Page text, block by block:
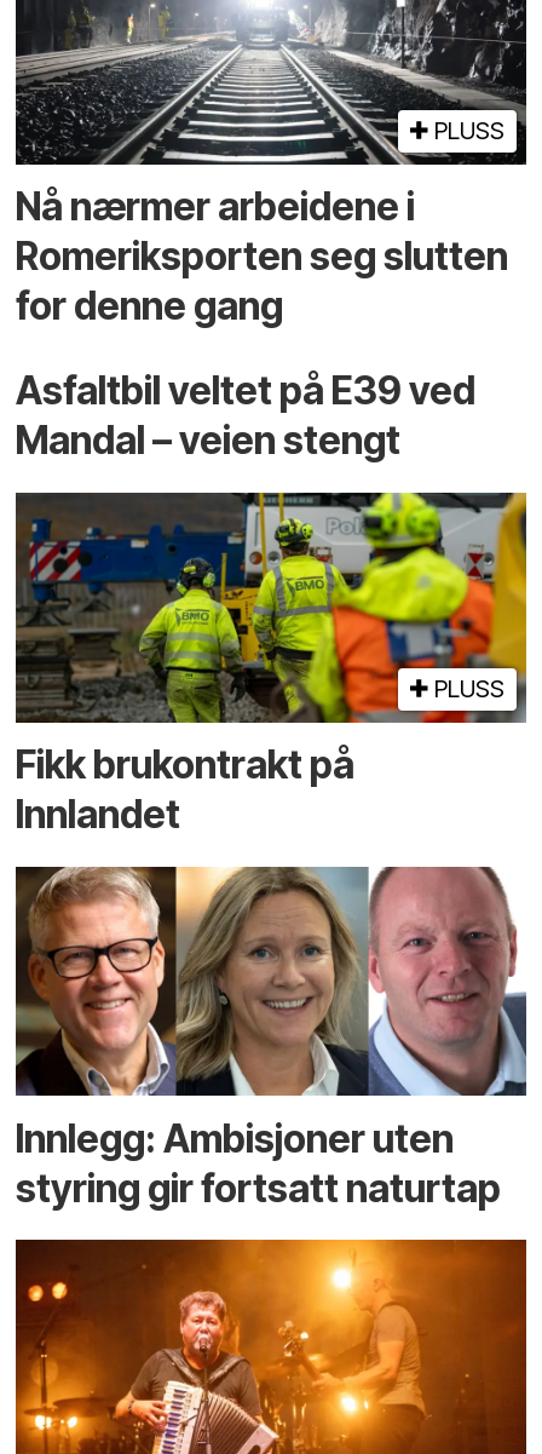
PLUSS
Nå nærmer arbeidene i
Romeriksporten seg slutten
for denne gang
Asfaltbil veltet på E39 ved
Mandal – veien stengt
PLUSS
Fikk brukontrakt på
Innlandet
Innlegg: Ambisjoner uten
styring gir fortsatt naturtap